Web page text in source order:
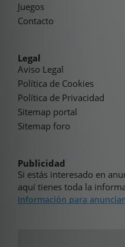
Juegos
Contacto
Legal
Aviso Legal
Política de Cookies
Política de Privacidad
Sitemap portal
Sitemap foro
Publicidad
Si estás interesado en
aquí tienes toda la
Información para